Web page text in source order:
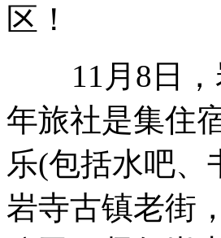
区！
11月8日，
年旅社是集住
乐(包括水吧、
岩寺古镇老街